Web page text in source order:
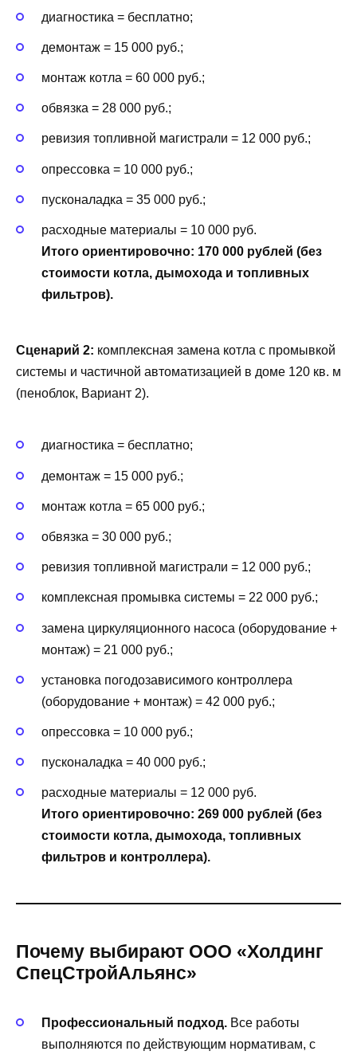
диагностика = бесплатно;
демонтаж = 15 000 руб.;
монтаж котла = 60 000 руб.;
обвязка = 28 000 руб.;
ревизия топливной магистрали = 12 000 руб.;
опрессовка = 10 000 руб.;
пусконаладка = 35 000 руб.;
расходные материалы = 10 000 руб.
Итого ориентировочно: 170 000 рублей (без
стоимости котла, дымохода и топливных
фильтров).
Сценарий 2: комплексная замена котла с промывкой
системы и частичной автоматизацией в доме 120 кв. м
(пеноблок, Вариант 2).
диагностика = бесплатно;
демонтаж = 15 000 руб.;
монтаж котла = 65 000 руб.;
обвязка = 30 000 руб.;
ревизия топливной магистрали = 12 000 руб.;
комплексная промывка системы = 22 000 руб.;
замена циркуляционного насоса (оборудование +
монтаж) = 21 000 руб.;
установка погодозависимого контроллера
(оборудование + монтаж) = 42 000 руб.;
опрессовка = 10 000 руб.;
пусконаладка = 40 000 руб.;
расходные материалы = 12 000 руб.
Итого ориентировочно: 269 000 рублей (без
стоимости котла, дымохода, топливных
фильтров и контроллера).
Почему выбирают ООО «Холдинг
СпецСтройАльянс»
Профессиональный подход. Все работы
выполняются по действующим нормативам, с